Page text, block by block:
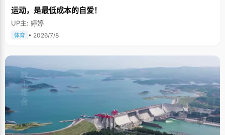
运动，是最低成本的自爱！
UP主: 婷婷
体育 • 2026/7/8